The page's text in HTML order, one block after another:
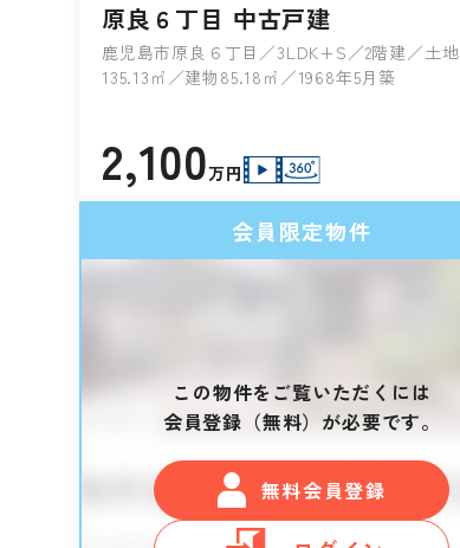
原良６丁目 中古戸建
鹿児島市原良６丁目／3LDK+S／2階建／土地
135.13㎡／建物85.18㎡／1968年5月築
2,100万円
会員限定物件
この物件をご覧いただくには
会員登録（無料）が必要です。
無料会員登録